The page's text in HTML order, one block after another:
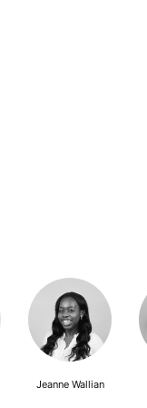
Jeanne Wallian